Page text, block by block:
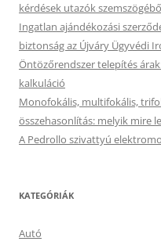
kérdések utazók
Ingatlan ajándékozási
biztonság az Újváry Ügyvédi
Öntözőrendszer telepítés
kalkuláció
Monofokális, multifokális,
összehasonlítás: melyik mire
A Pedrollo szivattyú
KATEGÓRIÁK
Autó